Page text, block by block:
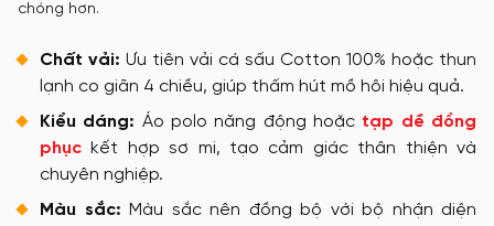
chóng hơn.
Chất vải: Ưu tiên vải cá sấu Cotton 100% hoặc thun
lạnh co giãn 4 chiều, giúp thấm hút mồ hôi hiệu quả.
Kiểu dáng: Áo polo năng động hoặc tạp dề đồng
phục kết hợp sơ mi, tạo cảm giác thân thiện và
chuyên nghiệp.
Màu sắc: Màu sắc nên đồng bộ với bộ nhận diện